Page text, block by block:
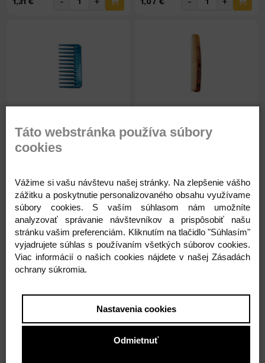
Hrebeň hrable malé č.10470
0,89 €
0,72 € ( bez DPH )
0,89 € -
Hrebeň pánsky veľký
kosteny 1247
0,57 €
0,46 € ( bez DPH )
0,57 € - +
Táto webstránka používa súbory
cookies
Vážime si vašu návštevu našej stránky. Na zlepšenie vášho
zážitku a poskytnutie personalizovaného obsahu využívame
súbory cookies. S vaším súhlasom nám umožníte
analyzovať správanie návštevníkov a prispôsobiť našu
stránku vašim preferenciám. Kliknutím na tlačidlo "Súhlasím"
vyjadrujete súhlas s používaním všetkých súborov cookies.
Viac informácií o našich cookies nájdete v našej Zásadách
ochrany súkromia.
Nastavenia cookies
Odmietnuť